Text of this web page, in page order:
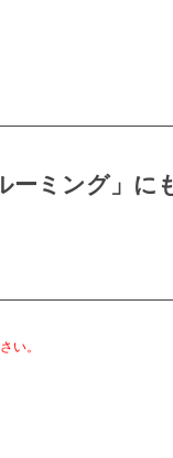
ミング」に
い。